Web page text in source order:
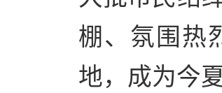
棚、氛围热
地，成为今